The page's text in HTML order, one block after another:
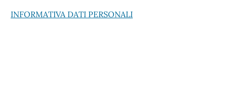
INFORMATIVA DATI PERSONALI